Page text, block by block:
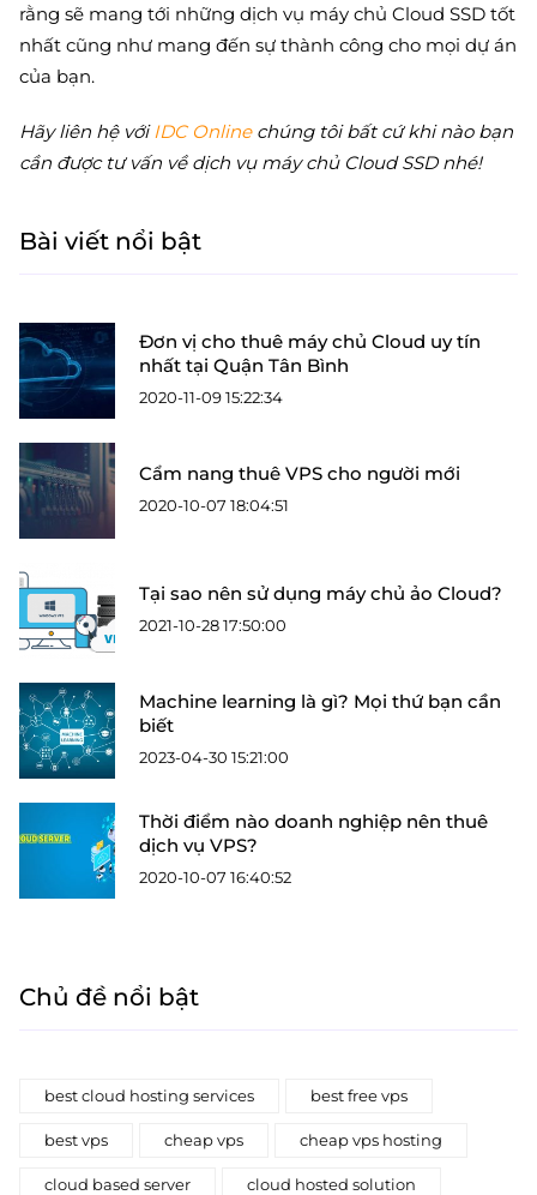
rằng sẽ mang tới những dịch vụ máy chủ Cloud SSD tốt
nhất cũng như mang đến sự thành công cho mọi dự án
của bạn.
Hãy liên hệ vớiIDC Online chúng tôi bất cứ khi nào bạn
cần được tư vấn về dịch vụ máy chủ Cloud SSD nhé!
Bài viết nổi bật
Đơn vị cho thuê máy chủ Cloud uy tín
nhất tại Quận Tân Bình
2020-11-09 15:22:34
Cẩm nang thuê VPS cho người mới
2020-10-07 18:04:51
Tại sao nên sử dụng máy chủ ảo Cloud?
2021-10-28 17:50:00
Machine learning là gì? Mọi thứ bạn cần
biết
2023-04-30 15:21:00
Thời điểm nào doanh nghiệp nên thuê
dịch vụ VPS?
2020-10-07 16:40:52
Chủ đề nổi bật
best cloud hosting services best free vps
best vps cheap vps cheap vps hosting
cloud based server cloud hosted solution